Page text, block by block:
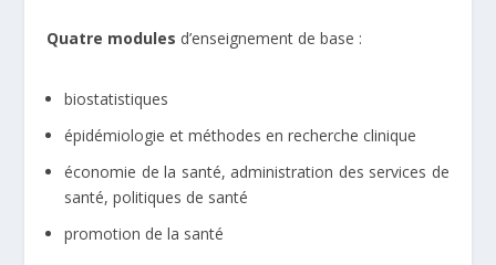
Quatre modules d’enseignement de base :
biostatistiques
épidémiologie et méthodes en recherche clinique
économie de la santé, administration des services de
santé, politiques de santé
promotion de la santé